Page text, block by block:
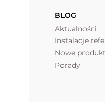
BLOG
Aktualności
Instalacje
Nowe
Porady